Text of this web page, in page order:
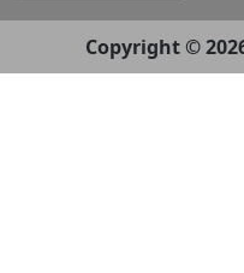
Copyright ©